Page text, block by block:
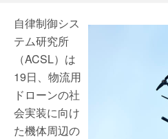
自律制御シス
テム研究所
（ACSL）は
19日、物流用
ドローンの社
会実装に向け
た機体周辺の